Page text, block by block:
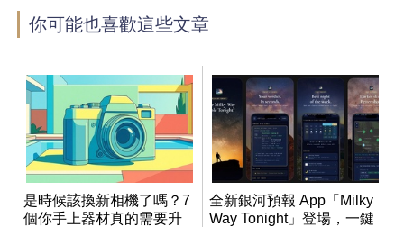
你可能也喜歡這些文章
是時候該換新相機了嗎？7
個你手上器材真的需要升
全新銀河預報 App「Milky
Way Tonight」登場，一鍵